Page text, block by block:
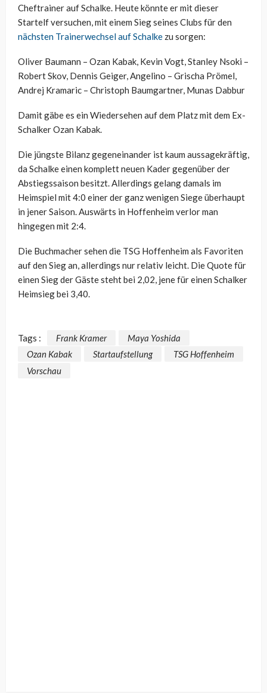
Cheftrainer auf Schalke. Heute könnte er mit dieser
Startelf versuchen, mit einem Sieg seines Clubs für den
nächsten Trainerwechsel auf Schalke zu sorgen:
Oliver Baumann – Ozan Kabak, Kevin Vogt, Stanley Nsoki –
Robert Skov, Dennis Geiger, Angelino – Grischa Prömel,
Andrej Kramaric – Christoph Baumgartner, Munas Dabbur
Damit gäbe es ein Wiedersehen auf dem Platz mit dem Ex-
Schalker Ozan Kabak.
Die jüngste Bilanz gegeneinander ist kaum aussagekräftig,
da Schalke einen komplett neuen Kader gegenüber der
Abstiegssaison besitzt. Allerdings gelang damals im
Heimspiel mit 4:0 einer der ganz wenigen Siege überhaupt
in jener Saison. Auswärts in Hoffenheim verlor man
hingegen mit 2:4.
Die Buchmacher sehen die TSG Hoffenheim als Favoriten
auf den Sieg an, allerdings nur relativ leicht. Die Quote für
einen Sieg der Gäste steht bei 2,02, jene für einen Schalker
Heimsieg bei 3,40.
Tags : Frank Kramer
Maya Yoshida
Ozan Kabak
Startaufstellung
TSG Hoffenheim
Vorschau